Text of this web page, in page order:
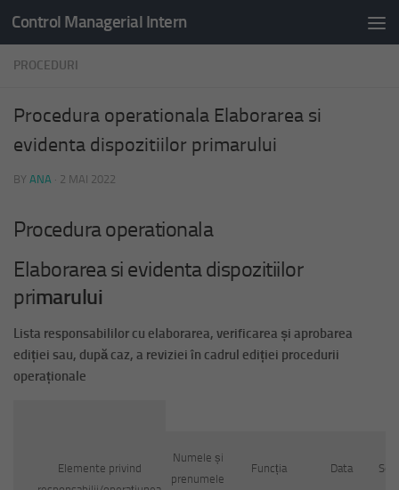
Skip to content
Control Managerial Intern
PROCEDURI
Procedura operationala Elaborarea si
evidenta dispozitiilor primarului
BY ANA · 2 MAI 2022
Procedura operationala
Elaborarea si evidenta dispozitiilor
primarului
Lista responsabililor cu elaborarea, verificarea și aprobarea
ediției sau, după caz, a reviziei în cadrul ediției procedurii
operaționale
Elemente privind
Numele și
prenumele
Funcția Data